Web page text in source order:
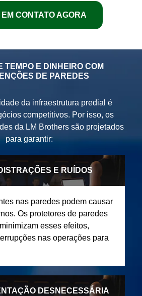
EM CONTATO AGORA
TEMPO E DINHEIRO COM
DE PAREDES
da infraestrutura predial é
competitivos. Por isso, os
da LM Brothers são projetados
para garantir:
E RUÍDOS
nas paredes podem causar
Os protetores de paredes
esses efeitos,
nas operações para
DESNECESSÁRIA